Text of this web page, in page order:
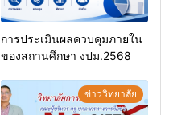
การประเมินผลควบคุมภายใน
ของสถานศึกษา งปม.2568
ข่าววิทยาลัย